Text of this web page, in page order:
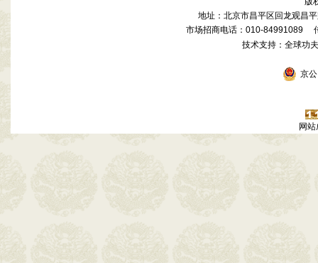
地址：北京市昌平区回龙观昌
市场招商电话：010-84991089
技术支持：全球
京公
网